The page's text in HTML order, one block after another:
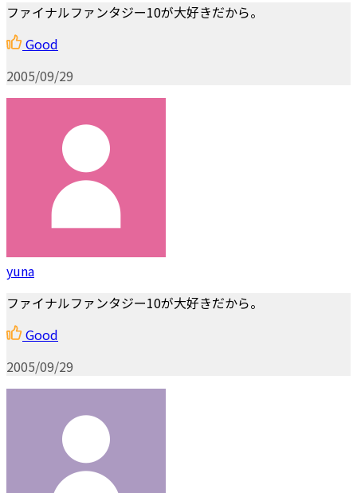
ファイナルファンタジー10が大好きだから。
Good
2005/09/29
yuna
ファイナルファンタジー10が大好きだから。
Good
2005/09/29